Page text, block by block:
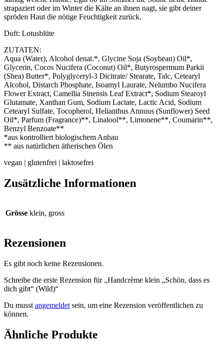
strapaziert oder im Winter die Kälte an ihnen nagt, sie gibt deiner
spröden Haut die nötige Feuchtigkeit zurück.
Duft: Lotusblüte
ZUTATEN:
Aqua (Water), Alcohol denat.*, Glycine Soja (Soybean) Oil*,
Glycerin, Cocos Nucifera (Coconut) Oil*, Butyrospermum Parkii
(Shea) Butter*, Polyglyceryl-3 Dicitrate/ Stearate, Talc, Cetearyl
Alcohol, Distarch Phosphate, Isoamyl Laurate, Nelumbo Nucifera
Flower Extract, Camellia Sinensis Leaf Extract*, Sodium Stearoyl
Glutamate, Xanthan Gum, Sodium Lactate, Lactic Acid, Sodium
Cetearyl Sulfate, Tocopherol, Helianthus Annuus (Sunflower) Seed
Oil*, Parfum (Fragrance)**, Linalool**, Limonene**, Coumarin**,
Benzyl Benzoate**
*aus kontrolliert biologischem Anbau
** aus natürlichen ätherischen Ölen
vegan | glutenfrei | laktosefrei
Zusätzliche Informationen
Grösse klein, gross
Rezensionen
Es gibt noch keine Rezensionen.
Schreibe die erste Rezension für „Handcrème klein „Schön, dass es
dich gibt“ (Wild)“
Du musst angemeldet sein, um eine Rezension veröffentlichen zu
können.
Ähnliche Produkte